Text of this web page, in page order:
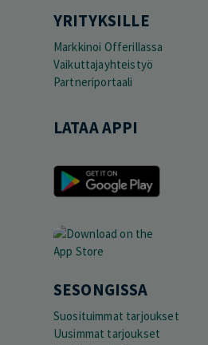
YRITYKSILLE
Markkinoi Offerillassa
Vaikuttajayhteistyö
Partneriportaali
LATAA APPI
SESONGISSA
Suosituimmat tarjoukset
Uusimmat tarjoukset